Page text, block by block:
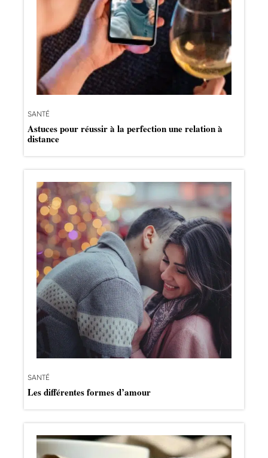
SANTÉ
Astuces pour réussir à la perfection une relation à
distance
SANTÉ
Les différentes formes d’amour